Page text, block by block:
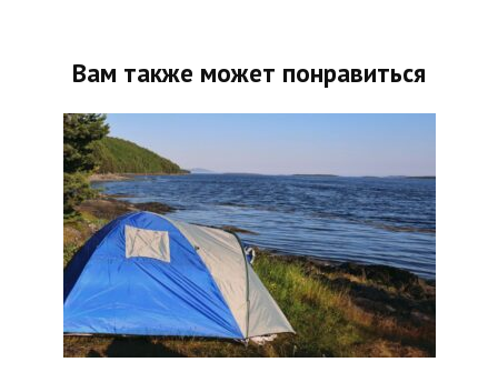
Вам также может понравиться